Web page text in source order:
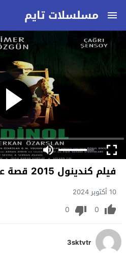
مسلسلات تايم
فيلم كندينول 2015 قصة عشق
10 أكتوبر 2024
0
0
3sktvtr